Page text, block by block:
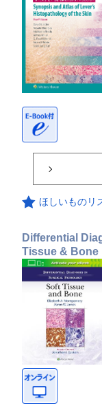
ほしいものリ
Differential
Tissue & Bone